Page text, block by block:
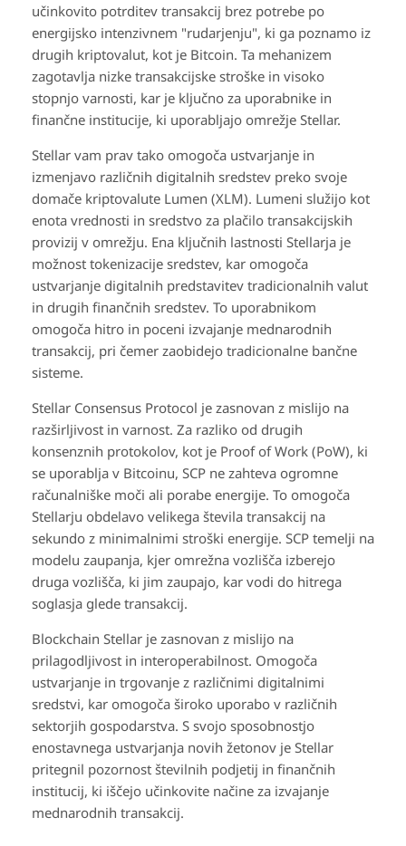
učinkovito potrditev transakcij brez potrebe po
energijsko intenzivnem "rudarjenju", ki ga poznamo iz
drugih kriptovalut, kot je Bitcoin. Ta mehanizem
zagotavlja nizke transakcijske stroške in visoko
stopnjo varnosti, kar je ključno za uporabnike in
finančne institucije, ki uporabljajo omrežje Stellar.
Stellar vam prav tako omogoča ustvarjanje in
izmenjavo različnih digitalnih sredstev preko svoje
domače kriptovalute Lumen (XLM). Lumeni služijo kot
enota vrednosti in sredstvo za plačilo transakcijskih
provizij v omrežju. Ena ključnih lastnosti Stellarja je
možnost tokenizacije sredstev, kar omogoča
ustvarjanje digitalnih predstavitev tradicionalnih valut
in drugih finančnih sredstev. To uporabnikom
omogoča hitro in poceni izvajanje mednarodnih
transakcij, pri čemer zaobidejo tradicionalne bančne
sisteme.
Stellar Consensus Protocol je zasnovan z mislijo na
razširljivost in varnost. Za razliko od drugih
konsenznih protokolov, kot je Proof of Work (PoW), ki
se uporablja v Bitcoinu, SCP ne zahteva ogromne
računalniške moči ali porabe energije. To omogoča
Stellarju obdelavo velikega števila transakcij na
sekundo z minimalnimi stroški energije. SCP temelji na
modelu zaupanja, kjer omrežna vozlišča izberejo
druga vozlišča, ki jim zaupajo, kar vodi do hitrega
soglasja glede transakcij.
Blockchain Stellar je zasnovan z mislijo na
prilagodljivost in interoperabilnost. Omogoča
ustvarjanje in trgovanje z različnimi digitalnimi
sredstvi, kar omogoča široko uporabo v različnih
sektorjih gospodarstva. S svojo sposobnostjo
enostavnega ustvarjanja novih žetonov je Stellar
pritegnil pozornost številnih podjetij in finančnih
institucij, ki iščejo učinkovite načine za izvajanje
mednarodnih transakcij.